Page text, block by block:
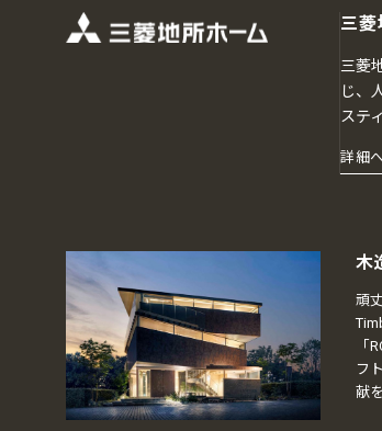
三菱
三菱
じ、
ステ
詳細
木
頑
「
フ
献